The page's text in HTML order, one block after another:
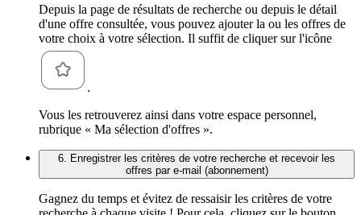
Depuis la page de résultats de recherche ou depuis le détail
d'une offre consultée, vous pouvez ajouter la ou les offres de
votre choix à votre sélection. Il suffit de cliquer sur l'icône
.
Vous les retrouverez ainsi dans votre espace personnel,
rubrique « Ma sélection d'offres ».
6. Enregistrer les critères de votre recherche et recevoir les
offres par e-mail (abonnement)
Gagnez du temps et évitez de ressaisir les critères de votre